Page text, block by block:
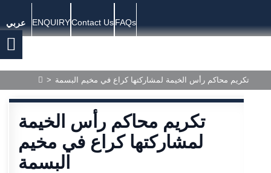
عربي ENQUIRYContact UsFAQs
> تكريم محاكم رأس الخيمة لمشاركتها كراع في مخيم البسمة
تكريم محاكم رأس الخيمة
لمشاركتها كراع في مخيم
البسمة